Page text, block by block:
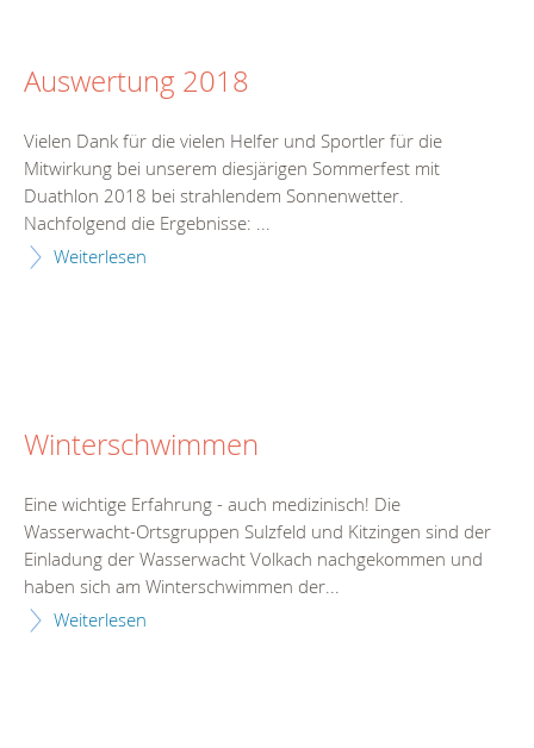
Auswertung 2018
Vielen Dank für die vielen Helfer und Sportler für die
Mitwirkung bei unserem diesjärigen Sommerfest mit
Duathlon 2018 bei strahlendem Sonnenwetter.
Nachfolgend die Ergebnisse: ...
Weiterlesen
Winterschwimmen
Eine wichtige Erfahrung - auch medizinisch! Die
Wasserwacht-Ortsgruppen Sulzfeld und Kitzingen sind der
Einladung der Wasserwacht Volkach nachgekommen und
haben sich am Winterschwimmen der...
Weiterlesen